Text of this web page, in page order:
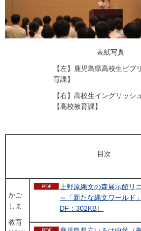
表紙写真
【左】鹿児島県高校生ビブ
育課】
【右】高校生イングリッシ
【高校教育課】
目次
かご
しま
教育
上野原縄文の森展示館リ
～「新たな縄文ワールド
DF：302KB）